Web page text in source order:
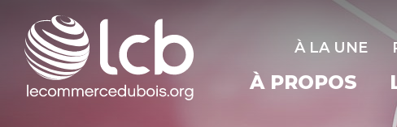
À LA UNE
À PROPOS